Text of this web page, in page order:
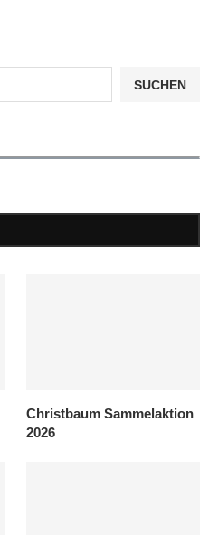
SUCHEN
Christbaum Sammelaktion
2026